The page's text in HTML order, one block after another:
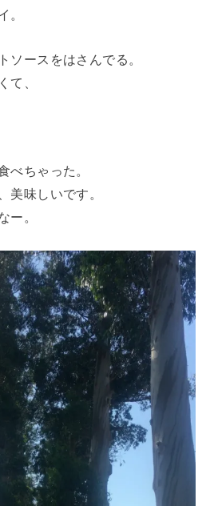
。
ソースをはさんでる。
て、
べちゃった。
美味しいです。
ー。